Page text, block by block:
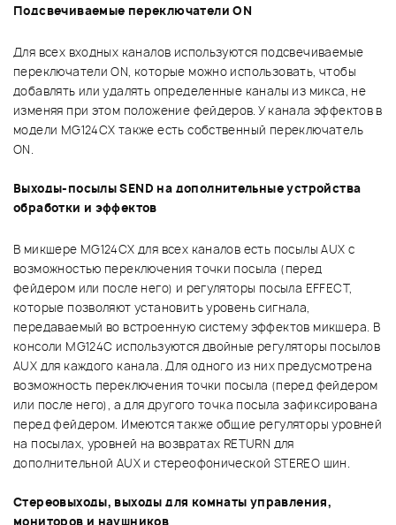
Подсвечиваемые переключатели ON
Для всех входных каналов используются подсвечиваемые
переключатели ON, которые можно использовать, чтобы
добавлять или удалять определенные каналы из микса, не
изменяя при этом положение фейдеров. У канала эффектов в
модели MG124CX также есть собственный переключатель
ON.
Выходы-посылы SEND на дополнительные устройства
обработки и эффектов
В микшере MG124CX для всех каналов есть посылы AUX с
возможностью переключения точки посыла (перед
фейдером или после него) и регуляторы посыла EFFECT,
которые позволяют установить уровень сигнала,
передаваемый во встроенную систему эффектов микшера. В
консоли MG124C используются двойные регуляторы посылов
AUX для каждого канала. Для одного из них предусмотрена
возможность переключения точки посыла (перед фейдером
или после него), а для другого точка посыла зафиксирована
перед фейдером. Имеются также общие регуляторы уровней
на посылах, уровней на возвратах RETURN для
дополнительной AUX и стереофонической STEREO шин.
Стереовыходы, выходы для комнаты управления,